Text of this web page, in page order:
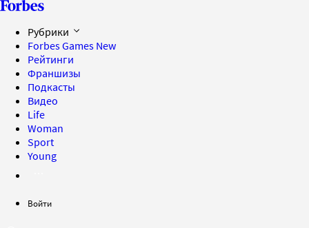
Рубрики
Forbes Games New
Рейтинги
Франшизы
Подкасты
Видео
Life
Woman
Sport
Young
Войти